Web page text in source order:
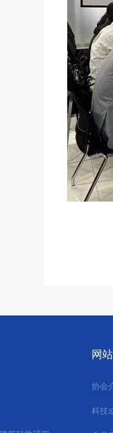
网
协会
科技